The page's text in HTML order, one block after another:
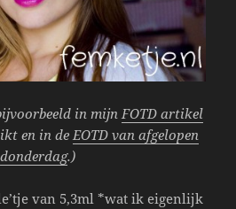
in mijnFOTD artikel
en in deEOTD van afgelopen
donderdag.)
van 5,3ml *wat ik eigenlijk